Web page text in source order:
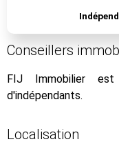
Conseillers
FIJ Immobilier est
d'indépendants.
Localisation